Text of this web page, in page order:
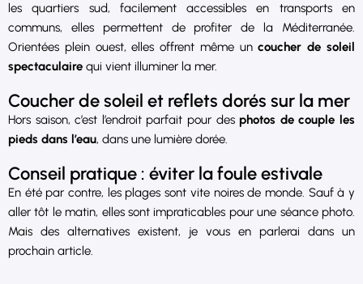
les quartiers sud, facilement accessibles en transports en
communs, elles permettent de profiter de la Méditerranée.
Orientées plein ouest, elles offrent même uncoucher de soleil
spectaculaire qui vient illuminer la mer.
Coucher de soleil et reflets dorés sur la mer
Hors saison, c’est l’endroit parfait pour desphotos de couple les
pieds dans l’eau, dans une lumière dorée.
Conseil pratique : éviter la foule estivale
En été par contre, les plages sont vite noires de monde. Sauf à y
aller tôt le matin, elles sont impraticables pour une séance photo.
Mais des alternatives existent, je vous en parlerai dans un
prochain article.